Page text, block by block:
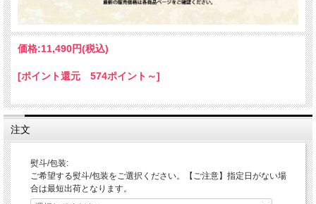
価格:11,490円(税込)
[ポイント還元 574ポイント～]
注文
熨斗/包装:
ご希望する熨斗/包装をご選択ください。【ご注意】指定日がない場
合は最短出荷となります。